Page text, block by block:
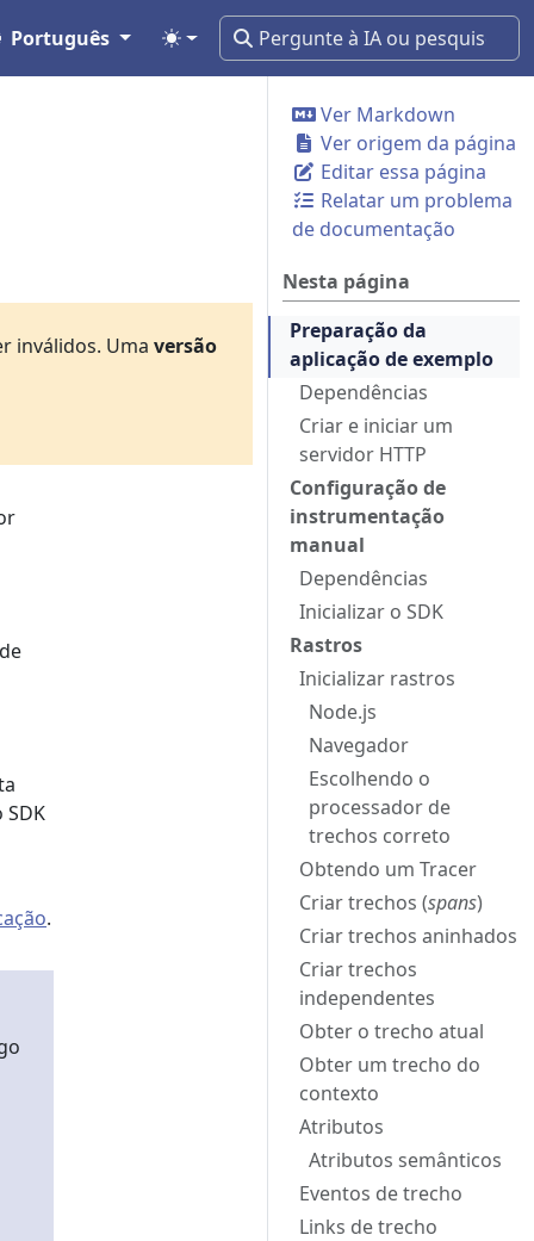
Português
Ver Markdown
Ver origem da página
Editar essa página
Relatar um problema
de documentação
Nesta página
Preparação da
aplicação de exemplo
Dependências
Criar e iniciar um
servidor HTTP
Configuração de
instrumentação
manual
Dependências
Inicializar o SDK
Rastros
Inicializar rastros
Node.js
Navegador
Escolhendo o
processador de
trechos correto
Obtendo um Tracer
Criar trechos (spans)
Criar trechos aninhados
Criar trechos
independentes
Obter o trecho atual
Obter um trecho do
contexto
Atributos
Atributos semânticos
Eventos de trecho
Links de trecho
inválidos. Uma versão
.